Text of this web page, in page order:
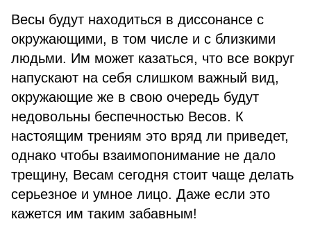
Весы будут находиться в диссонансе с
окружающими, в том числе и с близкими
людьми. Им может казаться, что все вокруг
напускают на себя слишком важный вид,
окружающие же в свою очередь будут
недовольны беспечностью Весов. К
настоящим трениям это вряд ли приведет,
однако чтобы взаимопонимание не дало
трещину, Весам сегодня стоит чаще делать
серьезное и умное лицо. Даже если это
кажется им таким забавным!